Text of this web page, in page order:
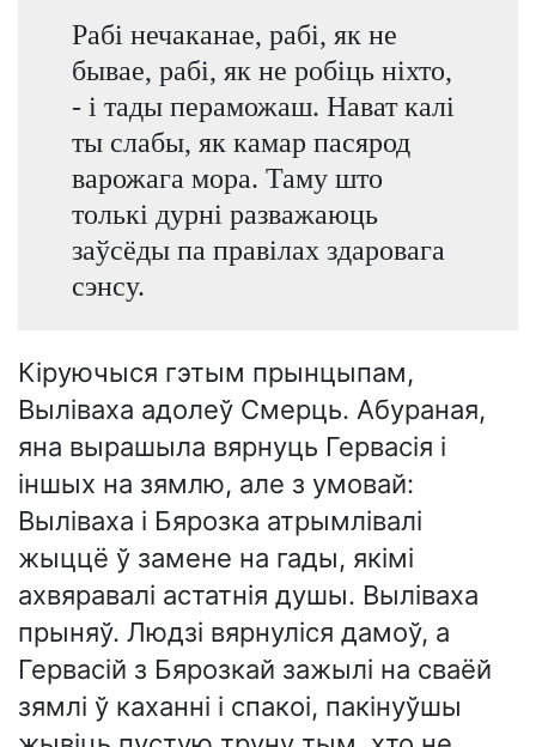
Рабі нечаканае, рабі, як не
бывае, рабі, як не робіць ніхто,
- і тады пераможаш. Нават калі
ты слабы, як камар пасярод
варожага мора. Таму што
толькі дурні разважаюць
заўсёды па правілах здаровага
сэнсу.
Кіруючыся гэтым прынцыпам,
Выліваха адолеў Смерць. Абураная,
яна вырашыла вярнуць Гервасія і
іншых на зямлю, але з умовай:
Выліваха і Бярозка атрымлівалі
жыццё ў замене на гады, якімі
ахвяравалі астатнія душы. Выліваха
прыняў. Людзі вярнуліся дамоў, а
Гервасій з Бярозкай зажылі на сваёй
зямлі ў каханні і спакоі, пакінуўшы